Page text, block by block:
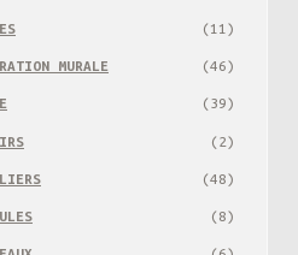
(11)
MURALE (46)
(39)
(2)
(48)
(8)